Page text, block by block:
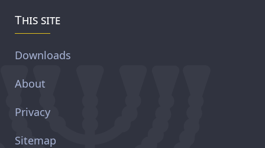
This site
Downloads
About
Privacy
Sitemap